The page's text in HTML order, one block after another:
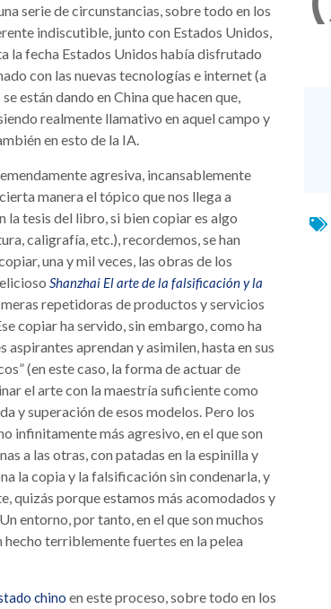
serie de circunstancias, sobre todo en los
indiscutible, junto con Estados Unidos,
la fecha Estados Unidos había disfrutado
con las nuevas tecnologías e internet (a
están dando en China que hacen que,
realmente llamativo en aquel campo y
en esto de la IA.
agresiva, incansablemente
manera el tópico que nos llega a
la tesis del libro, si bien copiar es algo
caligrafía, etc.), recordemos, se han
una y mil veces, las obras de los
Shanzhai El arte de la falsificación y la
repetidoras de productos y servicios
copiar ha servido, sin embargo, como ha
aprendan y asimilen, hasta en sus
(en este caso, la forma de actuar de
el arte con la maestría suficiente como
y superación de esos modelos. Pero los
infinitamente más agresivo, en el que son
a las otras, con patadas en la espinilla y
la copia y la falsificación sin condenarla, y
quizás porque estamos más acomodados y
entorno, por tanto, en el que son muchos
hecho terriblemente fuertes en la pelea
chino en este proceso, sobre todo en los